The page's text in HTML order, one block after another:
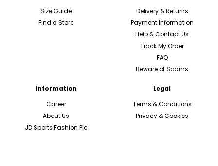
Size Guide
Find a Store
Delivery & Returns
Payment Information
Help & Contact Us
Track My Order
FAQ
Beware of Scams
Information
Career
About Us
JD Sports Fashion Plc
Legal
Terms & Conditions
Privacy & Cookies